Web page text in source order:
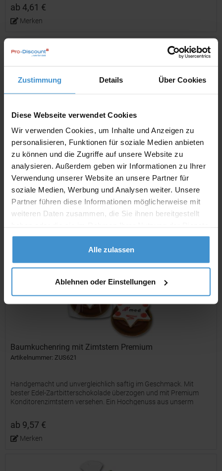
Zustimmung Details Über Cookies
Diese Webseite verwendet Cookies
Wir verwenden Cookies, um Inhalte und Anzeigen zu
personalisieren, Funktionen für soziale Medien anbieten
zu können und die Zugriffe auf unsere Website zu
analysieren. Außerdem geben wir Informationen zu Ihrer
Verwendung unserer Website an unsere Partner für
soziale Medien, Werbung und Analysen weiter. Unsere
Partner führen diese Informationen möglicherweise mit
weiteren Daten zusammen, die Sie ihnen bereitgestellt
gesammelt haben.
Alle zulassen
Ablehnen oder Einstellungen
ab 4,61 €
Merken
Geschenkartikel / Präsentartikel: Mini-Baumkuchen
Zartbitter
Artikelnummer: ROP2K1697
Baumkuchen: der König der Kuchen, die Messlatte für jeden
Konditor und ein Traum für alle Naschkatzen. Überraschen Sie zu
Ostern mit diesem Mini-Baumkuchen (ca. 90 g), denn die süße
Leckerei schmeckt nicht nur zum Weihnachtsfest...
ab 8,30 €
Baumkuchenring mit Zimtstern Premium
Artikelnummer: ZUS621
Handgemacht und unvergleichlich saftig im Geschmack. Mit
bester Edel-Zartbitterschokolade überzogen und mit Premium
Konditorenzimtstern versehen. Ein Hochgenuss aus unserm
ab 9,57 €
Merken